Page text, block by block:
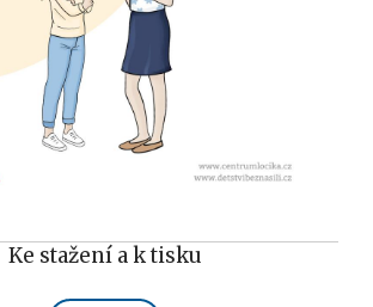
Ke stažení a k tisku